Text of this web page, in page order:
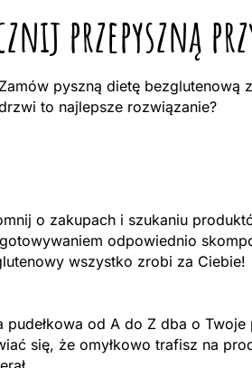
przepyszną
Zamów pyszną dietę bezglutenową
to najlepsze rozwiązanie?
o zakupach i szukaniu
odpowiednio
wszystko zrobi za Ciebie!
pudełkowa od A do Z dba o Twoje
się, że omyłkowo trafisz na